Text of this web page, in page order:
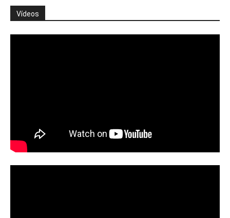
Vídeos